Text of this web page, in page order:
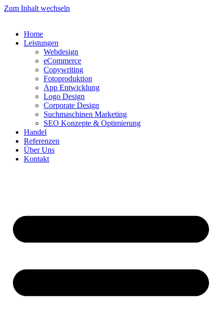
Zum Inhalt wechseln
Home
Leistungen
Webdesign
eCommerce
Copywriting
Fotoproduktion
App Entwicklung
Logo Design
Corporate Design
Suchmaschinen Marketing
SEO Konzepte & Optimierung
Handel
Referenzen
Über Uns
Kontakt